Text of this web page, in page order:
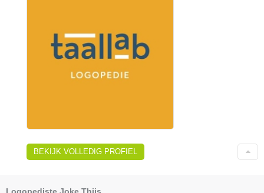
BEKIJK VOLLEDIG PROFIEL
Logopediste Joke Thijs